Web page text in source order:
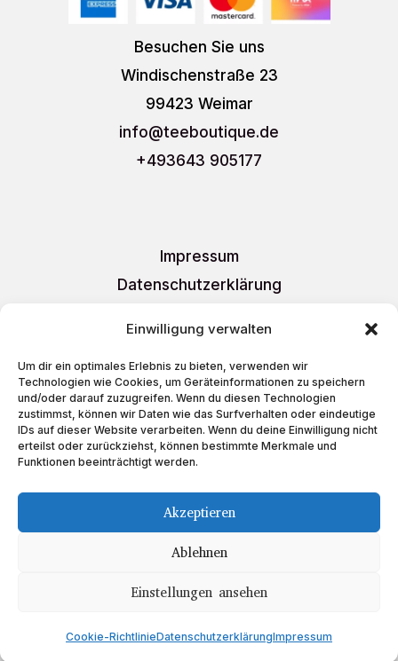
Einwilligung verwalten
Um dir ein optimales Erlebnis zu bieten, verwenden wir
Technologien wie Cookies, um Geräteinformationen zu speichern
und/oder darauf zuzugreifen. Wenn du diesen Technologien
zustimmst, können wir Daten wie das Surfverhalten oder eindeutige
IDs auf dieser Website verarbeiten. Wenn du deine Einwilligung nicht
erteilst oder zurückziehst, können bestimmte Merkmale und
Funktionen beeinträchtigt werden.
Akzeptieren
Ablehnen
Einstellungen ansehen
Cookie-RichtlinieDatenschutzerklärungImpressum
Besuchen Sie uns
Windischenstraße 23
99423 Weimar
info@teeboutique.de
+493643 905177
Impressum
Datenschutzerklärung
Liefer- und Versandkosten
Cookie-Richtlinie (EU)
Schreiben Sie uns
auf